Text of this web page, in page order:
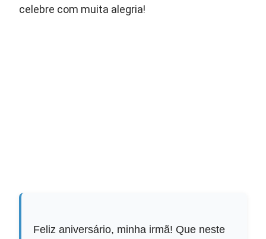
celebre com muita alegria!
Feliz aniversário, minha irmã! Que neste